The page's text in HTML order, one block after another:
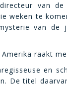
van
weken te
van de
raakt
en
De titel